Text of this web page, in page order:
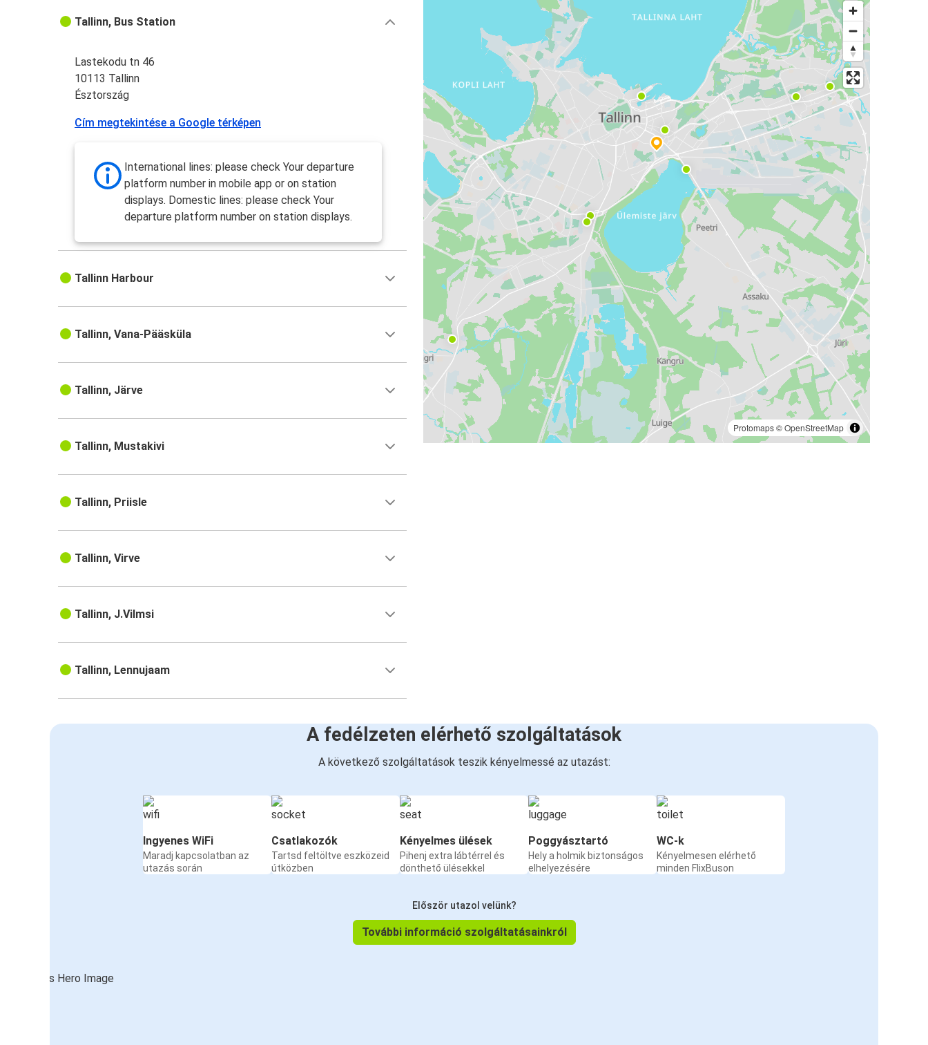
Protomaps©OpenStreetMap
Tallinn, Bus Station
Lastekodu tn 46
10113 Tallinn
Észtország
Cím megtekintése a Google térképen
International lines: please check Your departure
platform number in mobile app or on station
displays. Domestic lines: please check Your
departure platform number on station displays.
Tallinn Harbour
Tallinn, Vana-Pääsküla
Tallinn, Järve
Tallinn, Mustakivi
Tallinn, Priisle
Tallinn, Virve
Tallinn, J.Vilmsi
Tallinn, Lennujaam
A fedélzeten elérhető szolgáltatások
A következő szolgáltatások teszik kényelmessé az utazást:
Ingyenes WiFi
Maradj kapcsolatban az
utazás során
Csatlakozók
Tartsd feltöltve eszközeid
útközben
Kényelmes ülések
Pihenj extra lábtérrel és
dönthető ülésekkel
Poggyásztartó
Hely a holmik biztonságos
elhelyezésére
WC-k
Kényelmesen elérhető
minden FlixBuson
Először utazol velünk?
További információ szolgáltatásainkról